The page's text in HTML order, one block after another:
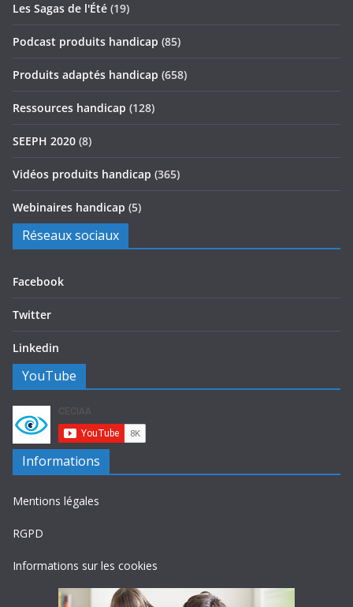
Les Sagas de l'Été (19)
Podcast produits handicap (85)
Produits adaptés handicap (658)
Ressources handicap (128)
SEEPH 2020 (8)
Vidéos produits handicap (365)
Webinaires handicap (5)
Réseaux sociaux
Facebook
Twitter
Linkedin
YouTube
Informations
Mentions légales
RGPD
Informations sur les cookies